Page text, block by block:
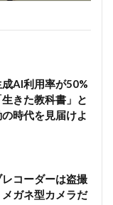
成AI利用率が50%
きた教科書」と
の時代を見届けよ
レコーダーは盗撮
ガネ型カメラだ